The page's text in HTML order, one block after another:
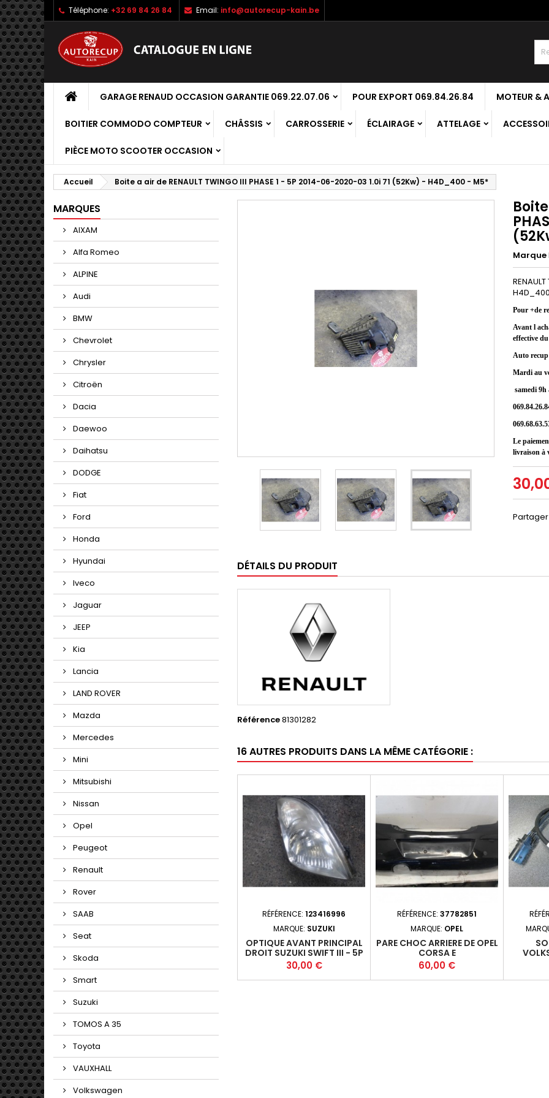
Téléphone: +32 69 84 26 84 Email: info@autorecup-kain.be
GARAGE RENAUD OCCASION GARANTIE 069.22.07.06 POUR EXPORT 069.84.26.84 MOTEUR &
BOITIER COMMODO COMPTEUR CHÂSSIS CARROSSERIE ÉCLAIRAGE ATTELAGE
PIÈCE MOTO SCOOTER OCCASION
Accueil Boite a air de RENAULT TWINGO III PHASE 1 - 5P 2014-06-2020-03 1.0i 71 (52Kw) - H4D_400 - M5*
MARQUES
AIXAM
Alfa Romeo
ALPINE
Audi
BMW
Chevrolet
Chrysler
Citroën
Dacia
Daewoo
Daihatsu
DODGE
Fiat
Ford
Honda
Hyundai
Iveco
Jaguar
JEEP
Kia
Lancia
LAND ROVER
Mazda
Mercedes
Mini
Mitsubishi
Nissan
Opel
Peugeot
Renault
Rover
SAAB
Seat
Skoda
Smart
Suzuki
TOMOS A 35
Toyota
VAUXHALL
Volkswagen
Marque
Pour +de
Avant l
effective
Auto recup
Mardi au
samedi 9h
Le
livraison à
Partager
DÉTAILS DU PRODUIT
Référence81301282
16 AUTRES PRODUITS DANS LA MÊME CATÉGORIE :
RÉFÉRENCE: 123416996
MARQUE: SUZUKI
OPTIQUE AVANT PRINCIPAL
DROIT SUZUKI SWIFT III - 5P
2005-03-2011-04 +
Prix
30,00 €
RÉFÉRENCE: 37782851
MARQUE: OPEL
PARE CHOC ARRIERE DE OPEL
CORSA E
Prix
60,00 €